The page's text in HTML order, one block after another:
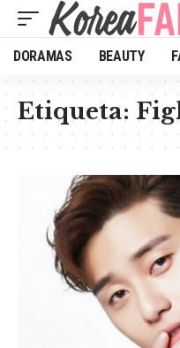
DORAMAS BEAUTY
Etiqueta: